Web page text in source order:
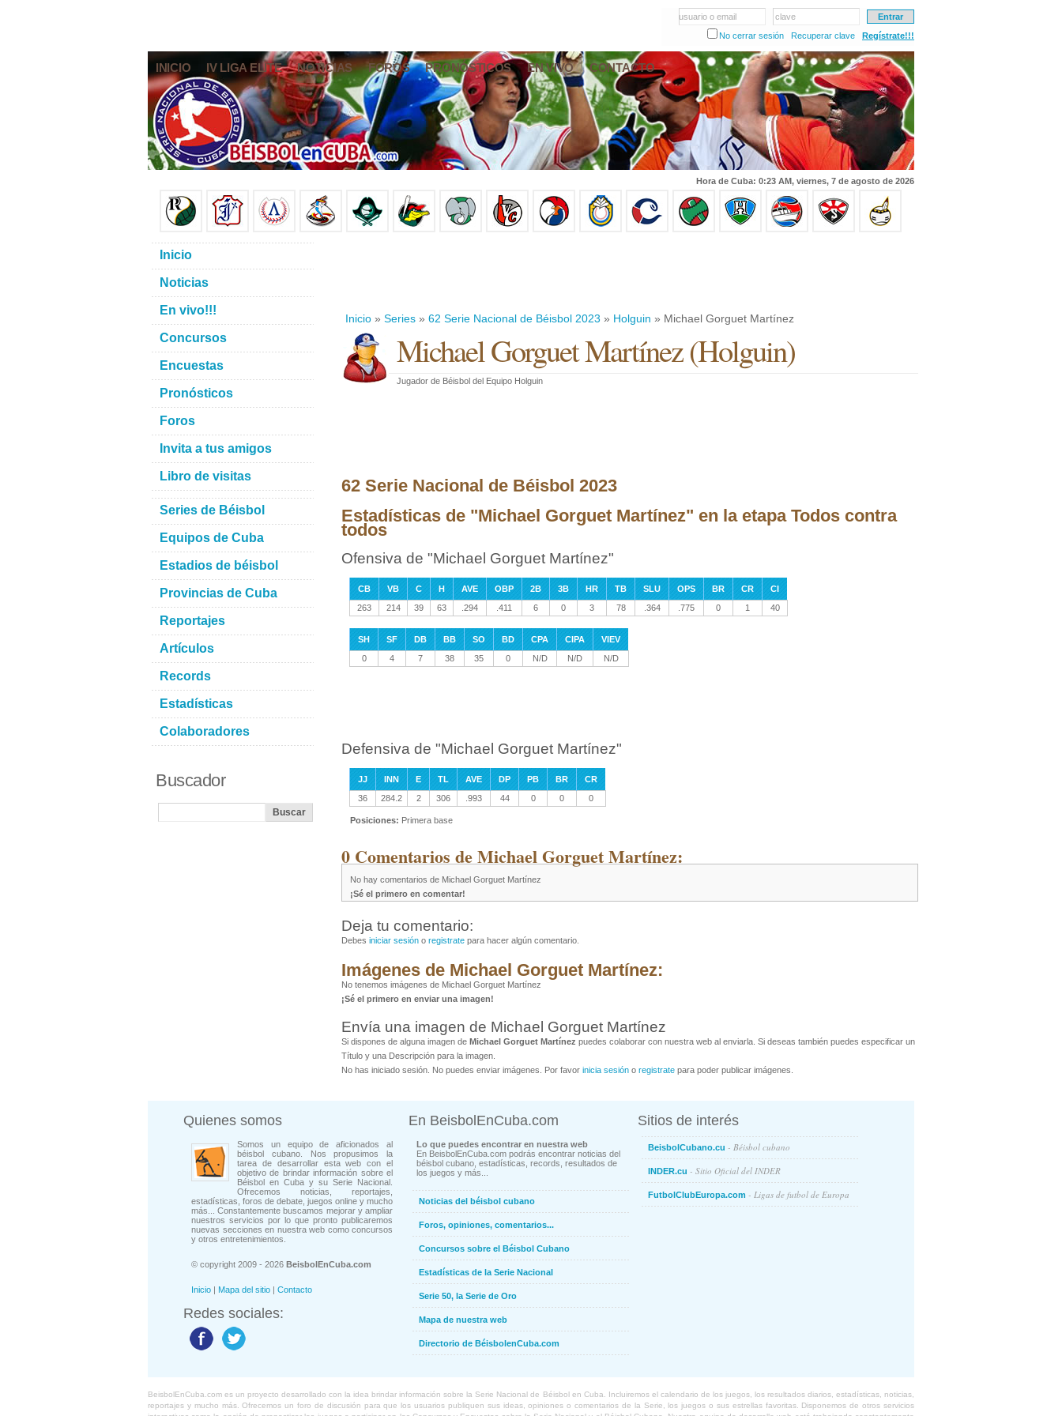
usuario o email
clave
No cerrar sesión
Recuperar clave Regístrate!!!
INICIO IV LIGA ELITE NOTICIAS FOROS PRONÓSTICOS EN VIVO CONTACTO
Hora de Cuba: 0:23 AM, viernes, 7 de agosto de 2026
Inicio » Series » 62 Serie Nacional de Béisbol 2023 » Holguin » Michael Gorguet Martínez
Michael Gorguet Martínez(Holguin)
Jugador de Béisbol del Equipo Holguin
62 Serie Nacional de Béisbol 2023
Estadísticas de "Michael Gorguet Martínez" en la etapa Todos contra
todos
Ofensiva de "Michael Gorguet Martínez"
CB VB C H AVE OBP 2B 3B HR TB SLU OPS BR CR
CI
263
214 39 63 .294 .411 6 0 3 78 .364 .775 0 1 40
SH SF DB BB SO BD CPA CIPA
VIEV
0
4 7 38 35 0 N/D N/D N/D
Defensiva de "Michael Gorguet Martínez"
JJ INN E TL AVE DP PB BR
CR
36
284.2 2 306 .993 44 0 0 0
Posiciones: Primera base
0 Comentarios de Michael Gorguet Martínez:
No hay comentarios de Michael Gorguet Martínez
¡Sé el primero en comentar!
Deja tu comentario:
Debes iniciar sesión o registrate para hacer algún comentario.
Imágenes de Michael Gorguet Martínez:
No tenemos imágenes de Michael Gorguet Martínez
¡Sé el primero en enviar una imagen!
Envía una imagen de Michael Gorguet Martínez
Si dispones de alguna imagen de Michael Gorguet Martínez puedes colaborar con nuestra web al enviarla. Si deseas también puedes especificar un
Título y una Descripción para la imagen.
No has iniciado sesión. No puedes enviar imágenes. Por favor inicia sesión o registrate para poder publicar imágenes.
Inicio
Noticias
En vivo!!!
Concursos
Encuestas
Pronósticos
Foros
Invita a tus amigos
Libro de visitas
Series de Béisbol
Equipos de Cuba
Estadios de béisbol
Provincias de Cuba
Reportajes
Artículos
Records
Estadísticas
Colaboradores
Buscador
Quienes somos
Somos un equipo de aficionados al
béisbol cubano. Nos propusimos la
tarea de desarrollar esta web con el
objetivo de brindar información sobre el
Béisbol en Cuba y su Serie Nacional.
Ofrecemos noticias, reportajes,
estadísticas, foros de debate, juegos online y mucho
más... Constantemente buscamos mejorar y ampliar
nuestros servicios por lo que pronto publicaremos
nuevas secciones en nuestra web como concursos
y otros entretenimientos.
© copyright 2009 - 2026 BeisbolEnCuba.com
Inicio | Mapa del sitio | Contacto
Redes sociales:
En BeisbolEnCuba.com
Lo que puedes encontrar en nuestra web
En BeisbolEnCuba.com podrás encontrar noticias del
béisbol cubano, estadísticas, records, resultados de
los juegos y más...
Noticias del béisbol cubano
Foros, opiniones, comentarios...
Concursos sobre el Béisbol Cubano
Estadísticas de la Serie Nacional
Serie 50, la Serie de Oro
Mapa de nuestra web
Directorio de BéisbolenCuba.com
Sitios de interés
BeisbolCubano.cu - Béisbol cubano
INDER.cu - Sitio Oficial del INDER
FutbolClubEuropa.com - Ligas de futbol de Europa
BeisbolEnCuba.com es un proyecto desarrollado con la idea brindar información sobre la Serie Nacional de Béisbol en Cuba. Incluiremos el calendario de los juegos, los resultados diarios, estadísticas, noticias,
reportajes y mucho más. Ofrecemos un foro de discusión para que los usuarios publiquen sus ideas, opiniones o comentarios de la Serie, los juegos o sus estrellas favoritas. Disponemos de otros servicios